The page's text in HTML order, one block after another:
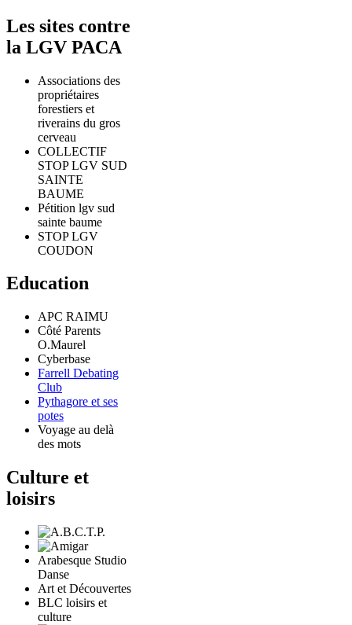
Les sites contre
la LGV PACA
Associations des
propriétaires
forestiers et
riverains du gros
cerveau
COLLECTIF
STOP LGV SUD
SAINTE
BAUME
Pétition lgv sud
sainte baume
STOP LGV
COUDON
Education
APC RAIMU
Côté Parents
O.Maurel
Cyberbase
Farrell Debating
Club
Pythagore et ses
potes
Voyage au delà
des mots
Culture et
loisirs
Arabesque Studio
Danse
Art et Découvertes
BLC loisirs et
culture